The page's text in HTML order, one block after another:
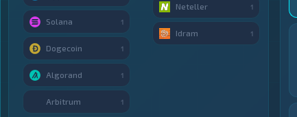
Solana 1
Dogecoin 1
Algorand 1
Arbitrum 1
Neteller 1
Idram 1